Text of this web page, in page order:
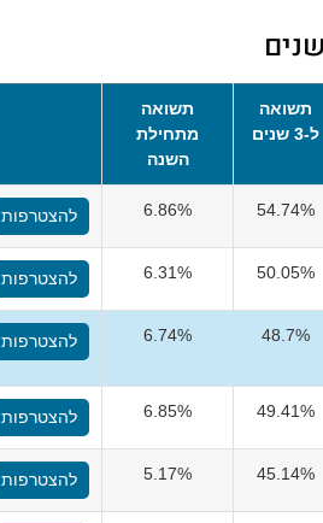
תשואה
ל-3 שנים
תשואה
מתחילת
השנה
54.74%
6.86% להצטרפות
50.05%
6.31% להצטרפות
48.7%
6.74% להצטרפות
49.41%
6.85% להצטרפות
45.14%
5.17% להצטרפות